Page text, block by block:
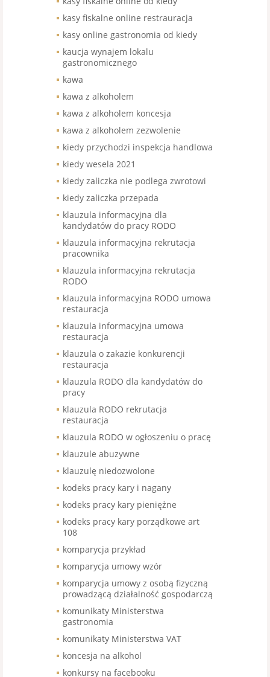
kasy fiskalne online restrauracja
kasy online gastronomia od kiedy
kaucja wynajem lokalu
gastronomicznego
kawa
kawa z alkoholem
kawa z alkoholem koncesja
kawa z alkoholem zezwolenie
kiedy przychodzi inspekcja handlowa
kiedy wesela 2021
kiedy zaliczka nie podlega zwrotowi
kiedy zaliczka przepada
klauzula informacyjna dla
kandydatów do pracy RODO
klauzula informacyjna rekrutacja
pracownika
klauzula informacyjna rekrutacja
RODO
klauzula informacyjna RODO umowa
restauracja
klauzula informacyjna umowa
restauracja
klauzula o zakazie konkurencji
restauracja
klauzula RODO dla kandydatów do
pracy
klauzula RODO rekrutacja
restauracja
klauzula RODO w ogłoszeniu o pracę
klauzule abuzywne
klauzulę niedozwolone
kodeks pracy kary i nagany
kodeks pracy kary pieniężne
kodeks pracy kary porządkowe art
108
komparycja przykład
komparycja umowy wzór
komparycja umowy z osobą fizyczną
prowadzącą działalność gospodarczą
komunikaty Ministerstwa
gastronomia
komunikaty Ministerstwa VAT
koncesja na alkohol
konkursy na facebooku